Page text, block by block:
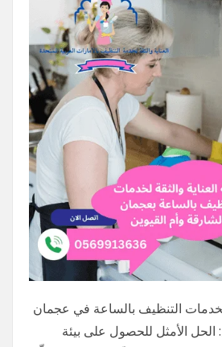
لخدمات التنظيف بالساعة في عجمان
الحل الأمثل للحصول على بيئة